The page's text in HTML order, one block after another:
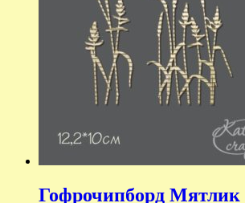
Гофрочипборд Мятлик